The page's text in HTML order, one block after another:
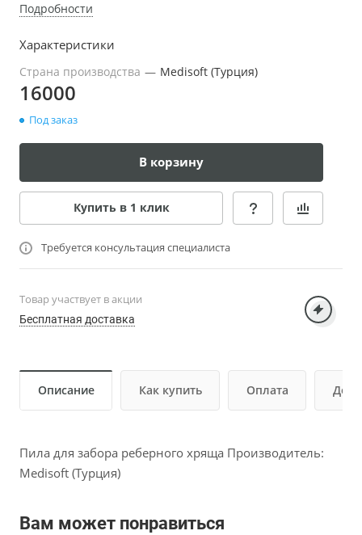
Подробности
Характеристики
Страна производства — Medisoft (Турция)
16000
Под заказ
В корзину
Купить в 1 клик
Требуется консультация специалиста
Товар участвует в акции
Бесплатная доставка
Описание Как купить Оплата
Пила для забора реберного хряща Производитель:
Medisoft (Турция)
Вам может понравиться